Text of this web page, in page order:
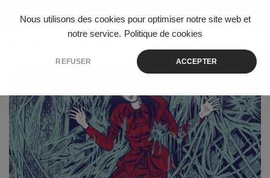
Nous utilisons des cookies pour optimiser notre site web et
notre service. Politique de cookies
REFUSER ACCEPTER
Skip to content